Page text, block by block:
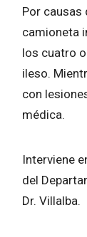
Por causas
camioneta
los cuatro
ileso.
con
médica.
Interviene
del
Dr. Villalba.